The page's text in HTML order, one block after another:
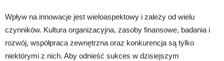
Wpływ na innowacje jest wieloaspektowy i zależy od wielu
czynników. Kultura organizacyjna, zasoby finansowe, badania i
rozwój, współpraca zewnętrzna oraz konkurencja są tylko
niektórymi z nich. Aby odnieść sukces w dzisiejszym